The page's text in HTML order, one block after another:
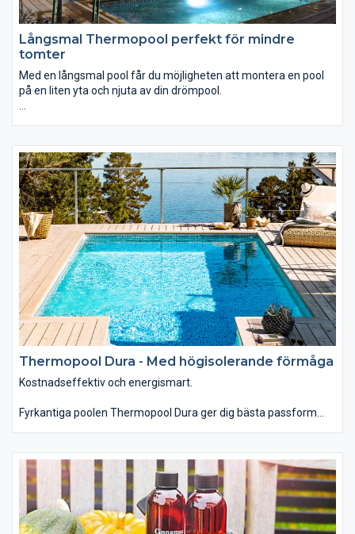
Långsmal Thermopool perfekt för mindre
tomter
Med en långsmal pool får du möjligheten att montera en pool
på en liten yta och njuta av din drömpool.
badglädje.En mindre pool kan vara lång och smal vilket även ger
dig större förutsättningar för den ultimata simträningen.
Thermopool Dura - Med högisolerande förmåga
Kostnadseffektiv och energismart.
Fyrkantiga poolen Thermopool Dura ger dig bästa passform
Om du önskar dig en pool med ett större baddjup eller ett udda
mått så är Thermopool lösningen för dig. Thermopool har en
flexibilitet som få pooler påmarknaden kan mäta sig med.